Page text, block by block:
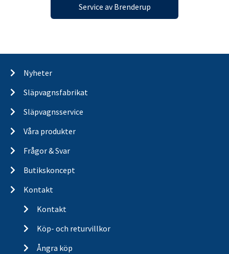
Service av Brenderup
Nyheter
Släpvagnsfabrikat
Släpvagnsservice
Våra produkter
Frågor & Svar
Butikskoncept
Kontakt
Kontakt
Köp- och returvillkor
Ångra köp